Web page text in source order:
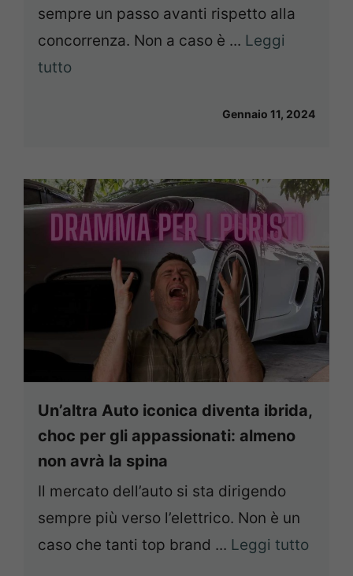
sempre un passo avanti rispetto alla
concorrenza. Non a caso è ... Leggi
tutto
Gennaio 11, 2024
Un’altra Auto iconica diventa ibrida,
choc per gli appassionati: almeno
non avrà la spina
Il mercato dell’auto si sta dirigendo
sempre più verso l’elettrico. Non è un
caso che tanti top brand ... Leggi tutto